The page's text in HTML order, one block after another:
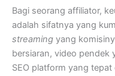
Bagi seorang affiliator,
adalah sifatnya yang
streaming yang
bersiaran, video pendek
SEO platform yang